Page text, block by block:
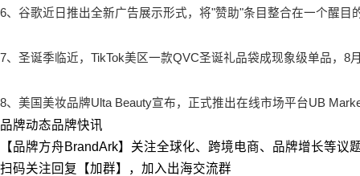
6、 谷歌近日推出全新广告展示形式，将"赞助"条目整合在一个醒目
7、圣诞季临近，TikTok美区一款QVC圣诞礼品袋成现象级单品，
8、美国美妆品牌Ulta Beauty宣布，正式推出在线市场平台UB
品牌动态品牌快讯
【品牌方舟BrandArk】关注全球化、跨境电商、品牌增长等议
扫码关注回复【加群】，加入出海交流群